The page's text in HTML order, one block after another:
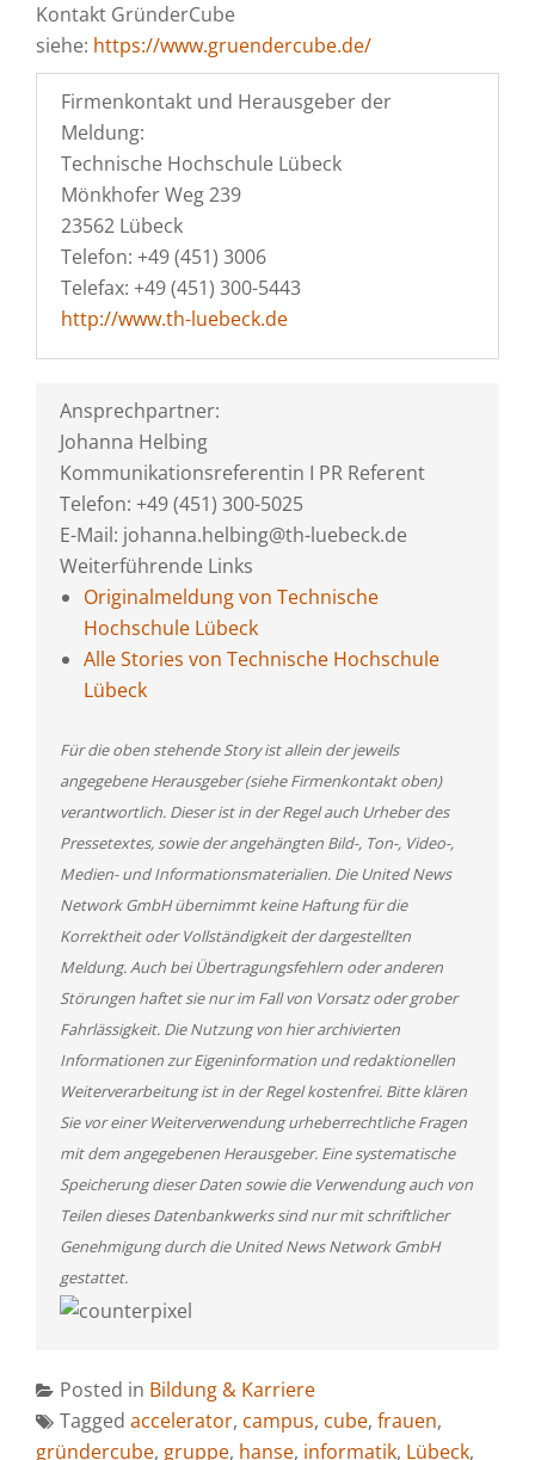
Kontakt GründerCube
siehe: https://www.gruendercube.de/
Firmenkontakt und Herausgeber der
Meldung:
Technische Hochschule Lübeck
Mönkhofer Weg 239
23562 Lübeck
Telefon: +49 (451) 3006
Telefax: +49 (451) 300-5443
http://www.th-luebeck.de
Ansprechpartner:
Johanna Helbing
Kommunikationsreferentin I PR Referent
Telefon: +49 (451) 300-5025
E-Mail: johanna.helbing@th-luebeck.de
Weiterführende Links
Originalmeldung von Technische
Hochschule Lübeck
Alle Stories von Technische Hochschule
Lübeck
Für die oben stehende Story ist allein der jeweils
angegebene Herausgeber (siehe Firmenkontakt oben)
verantwortlich. Dieser ist in der Regel auch Urheber des
Pressetextes, sowie der angehängten Bild-, Ton-, Video-,
Medien- und Informationsmaterialien. Die United News
Network GmbH übernimmt keine Haftung für die
Korrektheit oder Vollständigkeit der dargestellten
Meldung. Auch bei Übertragungsfehlern oder anderen
Störungen haftet sie nur im Fall von Vorsatz oder grober
Fahrlässigkeit. Die Nutzung von hier archivierten
Informationen zur Eigeninformation und redaktionellen
Weiterverarbeitung ist in der Regel kostenfrei. Bitte klären
Sie vor einer Weiterverwendung urheberrechtliche Fragen
mit dem angegebenen Herausgeber. Eine systematische
Speicherung dieser Daten sowie die Verwendung auch von
Teilen dieses Datenbankwerks sind nur mit schriftlicher
Genehmigung durch die United News Network GmbH
gestattet.
Posted in Bildung & Karriere
Tagged accelerator, campus, cube, frauen,
gründercube, gruppe, hanse, informatik, Lübeck,